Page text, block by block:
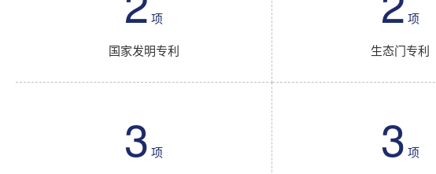
项
国家发明专利
项
生态门专利
3 项
3 项